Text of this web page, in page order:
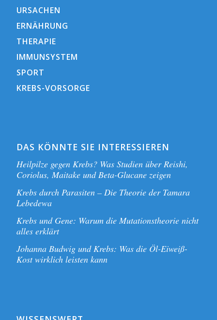
URSACHEN
ERNÄHRUNG
THERAPIE
IMMUNSYSTEM
SPORT
KREBS-VORSORGE
DAS KÖNNTE SIE INTERESSIEREN
Heilpilze gegen Krebs? Was Studien über Reishi,
Coriolus, Maitake und Beta-Glucane zeigen
Krebs durch Parasiten – Die Theorie der Tamara
Lebedewa
Krebs und Gene: Warum die Mutationstheorie nicht
alles erklärt
Johanna Budwig und Krebs: Was die Öl-Eiweiß-
Kost wirklich leisten kann